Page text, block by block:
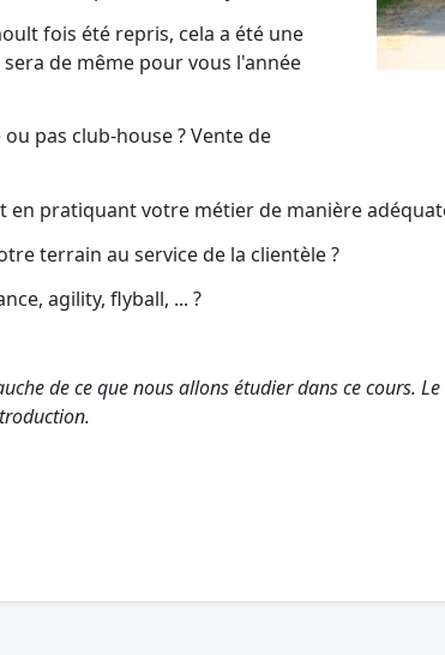
fois été repris, cela a été une
de même pour vous l'année
pas club-house ? Vente de
en pratiquant votre métier de manière
terrain au service de la clientèle ?
agility, flyball, ... ?
de ce que nous allons étudier dans ce cours.